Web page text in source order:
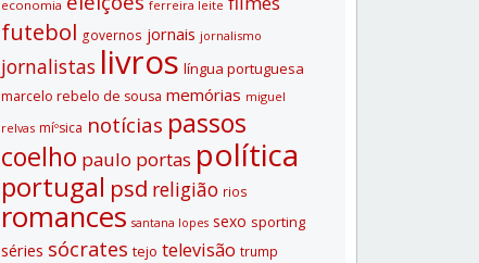
economia ferreira leite
futebol governos jornais jornalismo
jornalistas livros lí­ngua portuguesa
marcelo rebelo de sousa memórias miguel
relvas míºsica notí­cias passos
coelho paulo portas polí­tica
portugal psd religião rios
romances santana lopes sexo sporting
séries sócrates tejo televisão trump